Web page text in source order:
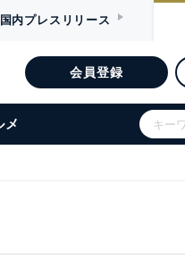
国内プレスリリース
会員登録
メ